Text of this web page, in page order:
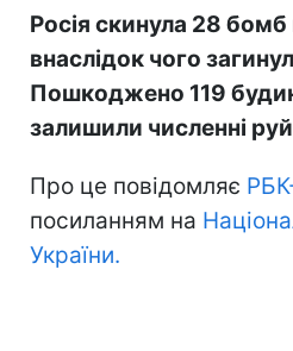
Росія скинула 28
внаслідок чого
Пошкоджено 119
залишили численні
Про це повідомляє
посиланням на
України.